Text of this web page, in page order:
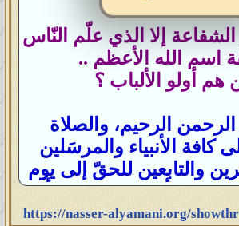
إلا الذي علّم النّاس
اسم الله الأعظم ..
هم أولو الألباب ؟
الرحيم، والصلاة
كافة الأنبياء والمرسَلين
والتابعين للحقّ إلى يوم
بين أحدٍ من رسله وأنا
والحمدُ لله ربّ العالمين..
https://nasser-alyamani.org/